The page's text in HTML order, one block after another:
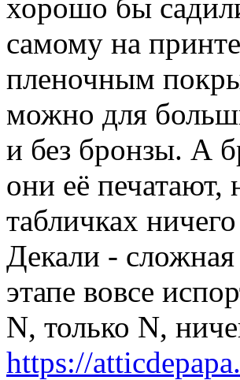
хорошо бы
самому на
пленочным
можно для
и без бронзы. А
они её печатают,
табличках
Декали -
этапе вовсе
N, только N,
https://